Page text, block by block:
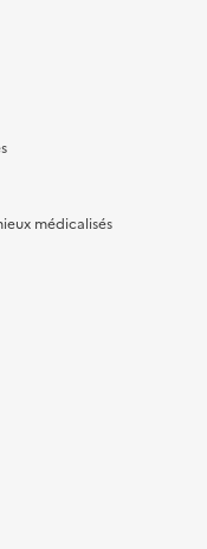
médicalisés